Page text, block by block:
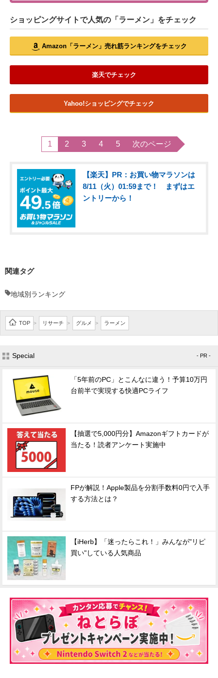
ショッピングサイトで人気の「ラーメン」をチェック
Amazon「ラーメン」売れ筋ランキングをチェック
楽天でチェック
Yahoo!ショッピングでチェック
1 2 3 4 5 次のページ
【楽天】PR：お買い物マラソンは
8/11（火）01:59まで！ まずはエ
ントリーから！
関連タグ
地域別ランキング
TOP > リサーチ > グルメ > ラーメン
Special - PR -
「5年前のPC」とこんなに違う！予算10万円
台前半で実現する快適PCライフ
【抽選で5,000円分】Amazonギフトカードが
当たる！読者アンケート実施中
FPが解説！Apple製品を分割手数料0円で入手
する方法とは？
【iHerb】「迷ったらこれ！」みんなが"リピ
買い"している人気商品